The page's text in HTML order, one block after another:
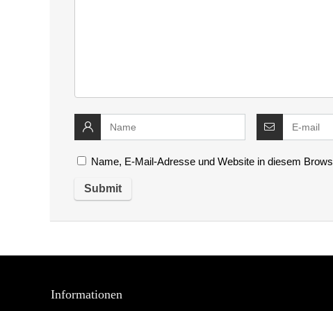
Name, E-Mail-Adresse und Website in diesem
Informationen